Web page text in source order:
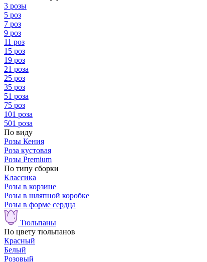
3 розы
5 роз
7 роз
9 роз
11 роз
15 роз
19 роз
21 роза
25 роз
35 роз
51 роза
75 роз
101 роза
501 роза
По виду
Розы Кения
Роза кустовая
Розы Premium
По типу сборки
Классика
Розы в корзине
Розы в шляпной коробке
Розы в форме сердца
Тюльпаны
По цвету тюльпанов
Красный
Белый
Розовый